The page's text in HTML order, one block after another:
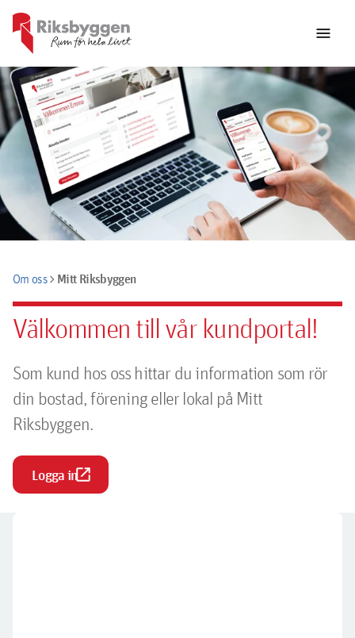
menu
Om osschevron_rightMitt Riksbyggen
Välkommen till vår kundportal!
Som kund hos oss hittar du information som rör
din bostad, förening eller lokal på Mitt
Riksbyggen.
Logga inopen_in_new